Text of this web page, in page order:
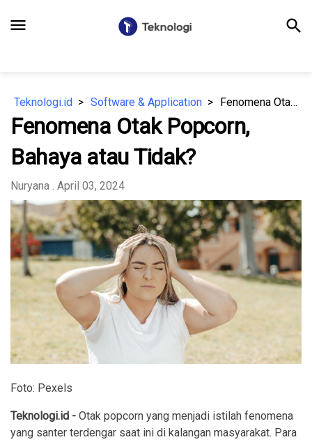
menu search
Teknologi.id Software & Application Fenomena Otak Popcorn, Bahaya atau Tidak?
Fenomena Otak Popcorn,
Bahaya atau Tidak?
Nuryana . April 03, 2024
Foto: Pexels
Teknologi.id - Otak popcorn yang menjadi istilah fenomena
yang santer terdengar saat ini di kalangan masyarakat. Para